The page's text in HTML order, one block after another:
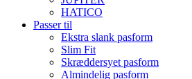
HATICO
Passer til
Ekstra slank pasform
Slim Fit
Skræddersyet pasform
Almindelig pasform